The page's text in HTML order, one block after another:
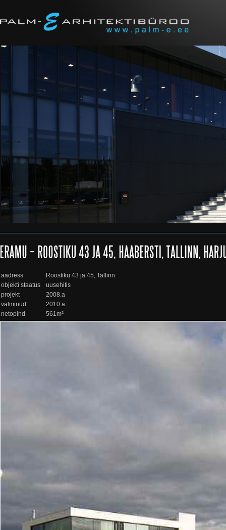
aadress
Roostiku 43 ja 45, Tallinn
objekti staatus
uusehitis
projekt
2008.a
valminud
2010.a
netopind
561m²